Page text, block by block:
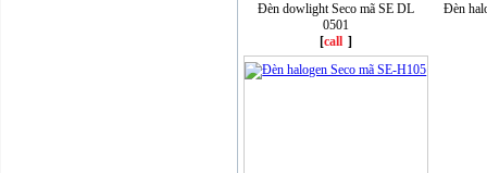
Đèn dowlight Seco mã SE DL
0501
[call ]
Đèn